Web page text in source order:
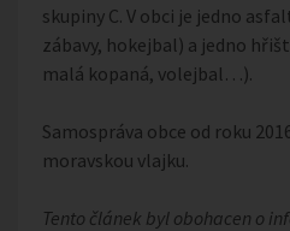
skupiny C. V obci je jedno
zábavy, hokejbal) a jedno
malá kopaná, volejbal…).
Samospráva obce od roku
moravskou vlajku.
Tento článek byl obohacen o